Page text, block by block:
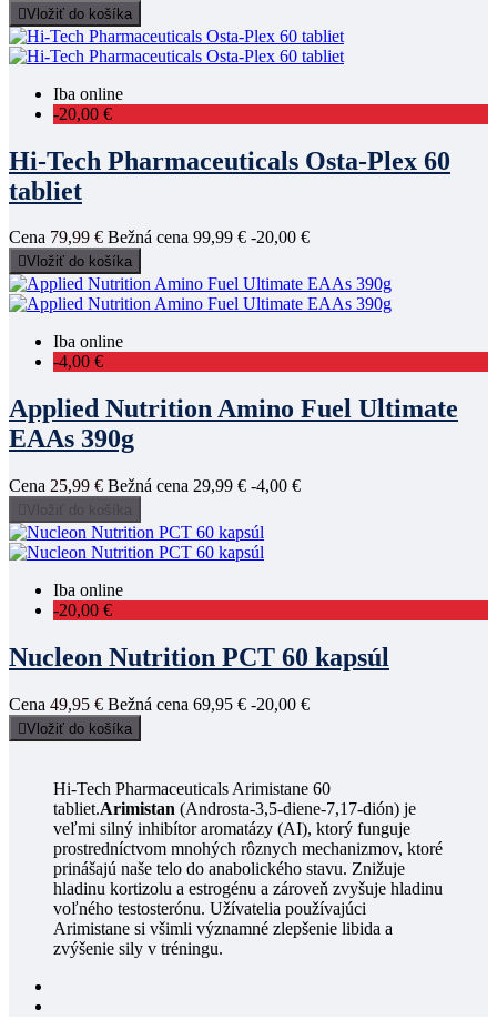
Vložiť do košíka
Iba online
-20,00 €
Hi-Tech Pharmaceuticals Osta-Plex 60
tabliet
Cena 79,99 € Bežná cena 99,99 € -20,00 €
Vložiť do košíka
Iba online
-4,00 €
Applied Nutrition Amino Fuel Ultimate
EAAs 390g
Cena 25,99 € Bežná cena 29,99 € -4,00 €
Vložiť do košíka
Iba online
-20,00 €
Nucleon Nutrition PCT 60 kapsúl
Cena 49,95 € Bežná cena 69,95 € -20,00 €
Vložiť do košíka
Hi-Tech Pharmaceuticals Arimistane 60
tabliet.Arimistan (Androsta-3,5-diene-7,17-dión) je
veľmi silný inhibítor aromatázy (AI), ktorý funguje
prostredníctvom mnohých rôznych mechanizmov, ktoré
prinášajú naše telo do anabolického stavu. Znižuje
hladinu kortizolu a estrogénu a zároveň zvyšuje hladinu
voľného testosterónu. Užívatelia používajúci
Arimistane si všimli významné zlepšenie libida a
zvýšenie sily v tréningu.